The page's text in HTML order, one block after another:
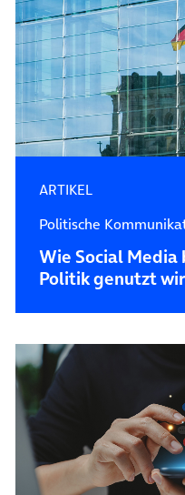
ARTIKEL
Politische
Wie Social
Politik genutzt